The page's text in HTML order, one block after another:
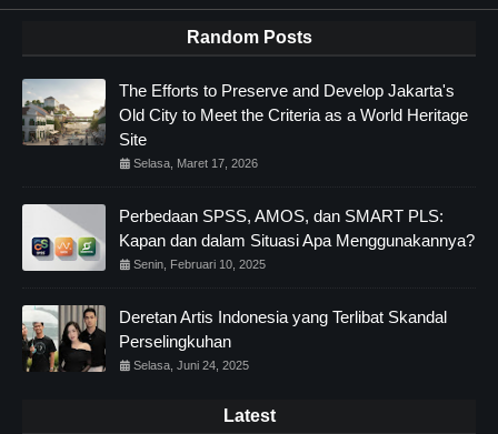
Random Posts
The Efforts to Preserve and Develop Jakarta's
Old City to Meet the Criteria as a World Heritage
Site
Selasa, Maret 17, 2026
Perbedaan SPSS, AMOS, dan SMART PLS:
Kapan dan dalam Situasi Apa Menggunakannya?
Senin, Februari 10, 2025
Deretan Artis Indonesia yang Terlibat Skandal
Perselingkuhan
Selasa, Juni 24, 2025
Latest